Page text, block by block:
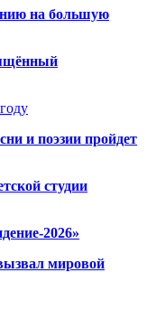
на большую
и поэзии пройдет
студии
2026»
мировой